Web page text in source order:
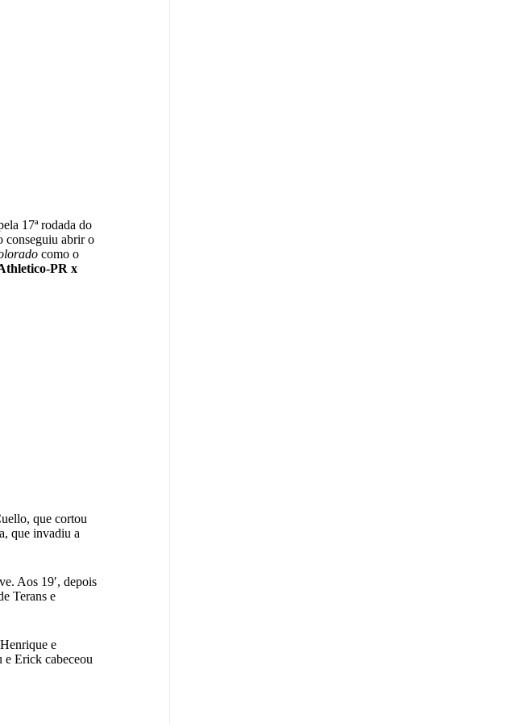
17ª rodada do
conseguiu abrir o
como o
PR x
que cortou
que invadiu a
Aos 19′, depois
Terans e
e
Erick cabeceou